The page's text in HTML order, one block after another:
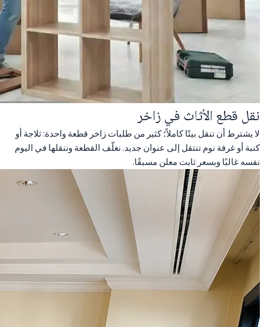
نقل قطع الأثاث في زاخر
لا يشترط أن تنقل بيتًا كاملاً؛ كثير من طلبات زاخر قطعة واحدة: ثلاجة أو
كنبة أو غرفة نوم تنتقل إلى عنوان جديد. نغلّف القطعة وننقلها في اليوم
نفسه غالبًا وبسعر ثابت معلن مسبقًا.